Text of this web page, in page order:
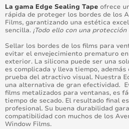
La gama Edge Sealing Tape ofrece
rápida de proteger los bordes de los
Films, garantizando una estética
sencilla. ¡Todo ello con una
Sellar los bordes de los films para
evitar el envejecimiento prematuro
exterior. La silicona puede ser una
es complicada y lleva tiempo,
prueba del atractivo visual. Nuestra
una alternativa de gran efectividad.
films metalizados para ventanas, es
tiempo de secado. El resultado final
profesional. Su buena durabilidad
compatibilidad con muchos de los
Window Films.